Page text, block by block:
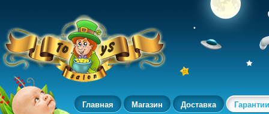
Главная Магазин Доставка Гарантии